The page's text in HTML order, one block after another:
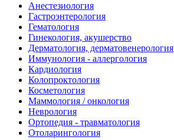
Анестезиология
Гастроэнтерология
Гематология
Гинекология, акушерство
Дерматология, дерматовенерология
Иммунология - аллергология
Кардиология
Колопроктология
Косметология
Маммология / онкология
Неврология
Ортопедия - травматология
Отоларингология